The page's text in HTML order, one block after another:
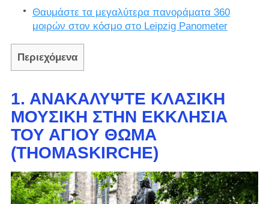
Θαυμάστε τα μεγαλύτερα πανοράματα 360
μοιρών στον κόσμο στο Leipzig Panometer
Περιεχόμενα
1. ΑΝΑΚΑΛΎΨΤΕ ΚΛΑΣΙΚΉ
ΜΟΥΣΙΚΉ ΣΤΗΝ ΕΚΚΛΗΣΊΑ
ΤΟΥ ΑΓΊΟΥ ΘΩΜΆ
(THOMASKIRCHE)